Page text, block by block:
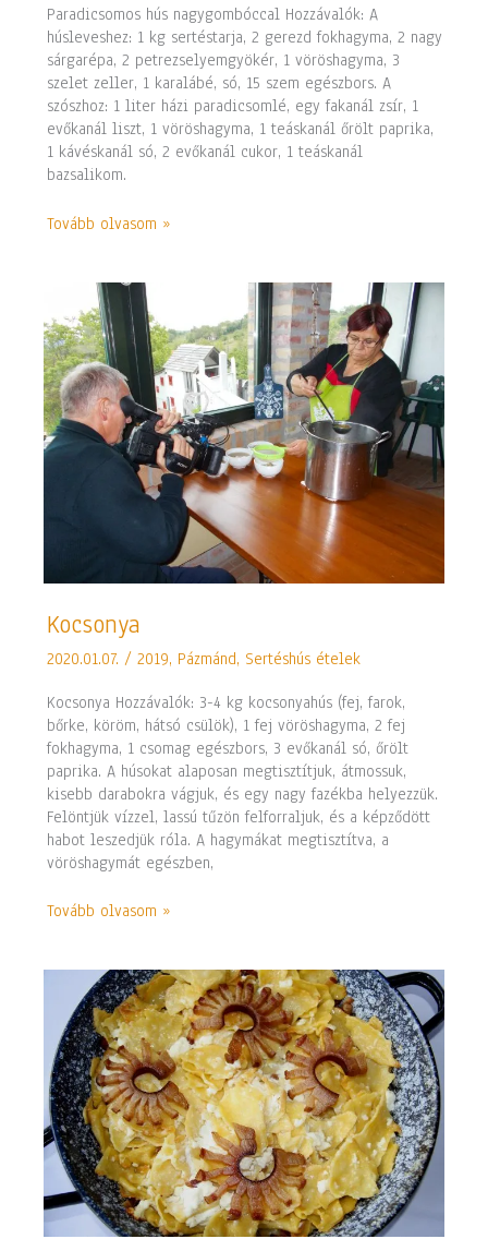
Paradicsomos hús nagygombóccal Hozzávalók: A
húsleveshez: 1 kg sertéstarja, 2 gerezd fokhagyma, 2 nagy
sárgarépa, 2 petrezselyemgyökér, 1 vöröshagyma, 3
szelet zeller, 1 karalábé, só, 15 szem egészbors. A
szószhoz: 1 liter házi paradicsomlé, egy fakanál zsír, 1
evőkanál liszt, 1 vöröshagyma, 1 teáskanál őrölt paprika,
1 kávéskanál só, 2 evőkanál cukor, 1 teáskanál
bazsalikom.
Tovább olvasom »
Kocsonya
2020.01.07./2019, Pázmánd, Sertéshús ételek
Kocsonya Hozzávalók: 3-4 kg kocsonyahús (fej, farok,
bőrke, köröm, hátsó csülök), 1 fej vöröshagyma, 2 fej
fokhagyma, 1 csomag egészbors, 3 evőkanál só, őrölt
paprika. A húsokat alaposan megtisztítjuk, átmossuk,
kisebb darabokra vágjuk, és egy nagy fazékba helyezzük.
Felöntjük vízzel, lassú tűzön felforraljuk, és a képződött
habot leszedjük róla. A hagymákat megtisztítva, a
vöröshagymát egészben,
Kocsonya
Tovább olvasom »